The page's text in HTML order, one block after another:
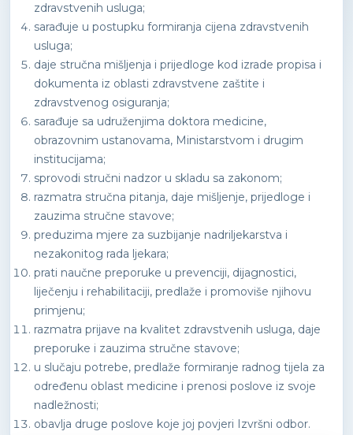
zdravstvenih usluga;
sarađuje u postupku formiranja cijena zdravstvenih
usluga;
daje stručna mišljenja i prijedloge kod izrade propisa i
dokumenta iz oblasti zdravstvene zaštite i
zdravstvenog osiguranja;
sarađuje sa udruženjima doktora medicine,
obrazovnim ustanovama, Ministarstvom i drugim
institucijama;
sprovodi stručni nadzor u skladu sa zakonom;
razmatra stručna pitanja, daje mišljenje, prijedloge i
zauzima stručne stavove;
preduzima mjere za suzbijanje nadriljekarstva i
nezakonitog rada ljekara;
prati naučne preporuke u prevenciji, dijagnostici,
liječenju i rehabilitaciji, predlaže i promoviše njihovu
primjenu;
razmatra prijave na kvalitet zdravstvenih usluga, daje
preporuke i zauzima stručne stavove;
u slučaju potrebe, predlaže formiranje radnog tijela za
određenu oblast medicine i prenosi poslove iz svoje
nadležnosti;
obavlja druge poslove koje joj povjeri Izvršni odbor.